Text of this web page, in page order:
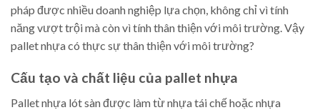
pháp được nhiều doanh nghiệp lựa chọn, không chỉ vì tính
năng vượt trội mà còn vì tính thân thiện với môi trường. Vậy
pallet nhựa có thực sự thân thiện với môi trường?
Cấu tạo và chất liệu của pallet nhựa
Pallet nhựa lót sàn được làm từ nhựa tái chế hoặc nhựa